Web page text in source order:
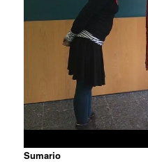
Sumario